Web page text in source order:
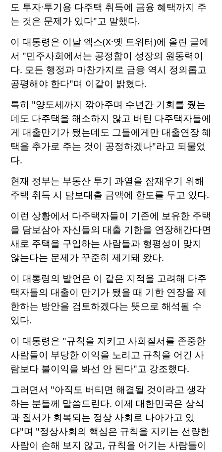
도 투자·투기용 다주택 취득에 금융 혜택까지 주
는 것은 문제가 있다"고 말했다.
이 대통령은 이날 엑스(X·옛 트위터)에 올린 글에
서 "민주사회에서는 공정함이 성장의 원동력이
다. 모든 행정과 마찬가지로 금융 역시 정의롭고
공평해야 한다"며 이같이 밝혔다.
특히 "양도세까지 깎아주며 수년간 기회를 줬는
데도 다주택을 해소하지 않고 버틴 다주택자들에
게 대출만기가 됐는데도 그들에게만 대출연장 혜
택을 추가로 주는 것이 공정하겠나"라고 되물었
다.
현재 정부는 부동산 투기 과열을 잠재우기 위해
주택 취득 시 담보대출 금액에 한도를 두고 있다.
이런 상황에서 다주택자들이 기존에 보유한 주택
을 담보삼아 자신들의 대출 기한을 연장해간다면
새로 주택을 구입하는 사람들과 형평성이 맞지
않는다는 문제가 꾸준히 제기돼 왔다.
이 대통령의 발언은 이 같은 지적을 고려해 다주
택자들의 대출이 만기가 됐을 때 기한 연장을 제
한하는 방안을 검토하겠다는 뜻으로 해석될 수
있다.
이 대통령은 "규칙을 지키고 사회질서를 존중한
사람들이 부당한 이익을 노리고 규칙을 어긴 사
람보다 불이익을 봐선 안 된다"고 강조했다.
그러면서 "아직도 버티면 해결될 것이라고 생각
하는 분들께 말씀드린다. 이제 대한민국은 상식
과 질서가 회복되는 정상 사회로 나아가고 있
다"며 "정상사회의 핵심은 규칙을 지키는 선량한
사람이 손해 보지 않고, 규칙을 어기는 사람들이